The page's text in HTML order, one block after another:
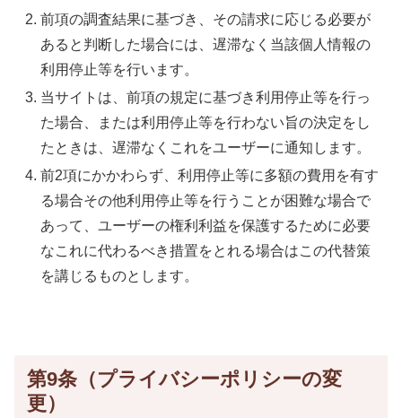
前項の調査結果に基づき、その請求に応じる必要が
あると判断した場合には、遅滞なく当該個人情報の
利用停止等を行います。
当サイトは、前項の規定に基づき利用停止等を行っ
た場合、または利用停止等を行わない旨の決定をし
たときは、遅滞なくこれをユーザーに通知します。
前2項にかかわらず、利用停止等に多額の費用を有す
る場合その他利用停止等を行うことが困難な場合で
あって、ユーザーの権利利益を保護するために必要
なこれに代わるべき措置をとれる場合はこの代替策
を講じるものとします。
第9条（プライバシーポリシーの変
更）